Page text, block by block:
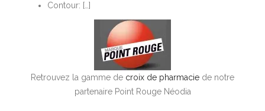
Contour: […]
Retrouvez la gamme de croix de pharmacie de notre
partenaire Point Rouge Néodia